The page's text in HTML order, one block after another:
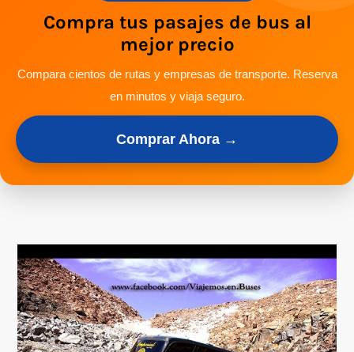
Compra tus pasajes de bus al
mejor precio
Compara cientos de rutas y empresas de transporte. Reserva
en minutos y viaja seguro.
Comprar Ahora →